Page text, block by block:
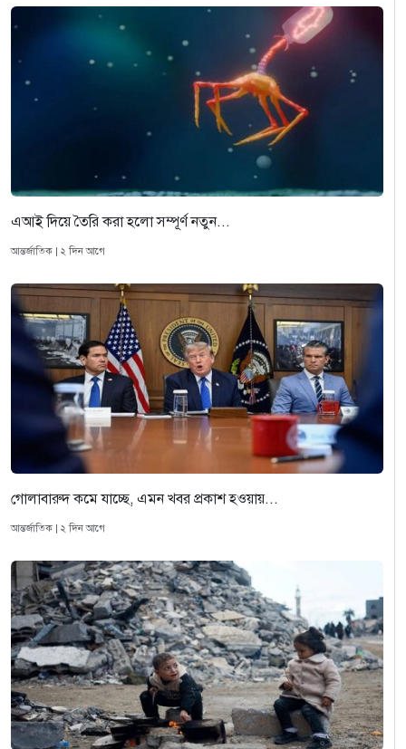
এআই দিয়ে তৈরি করা হলো সম্পূর্ণ নতুন...
আন্তর্জাতিক | ২ দিন আগে
গোলাবারুদ কমে যাচ্ছে, এমন খবর প্রকাশ হওয়ায়...
আন্তর্জাতিক | ২ দিন আগে